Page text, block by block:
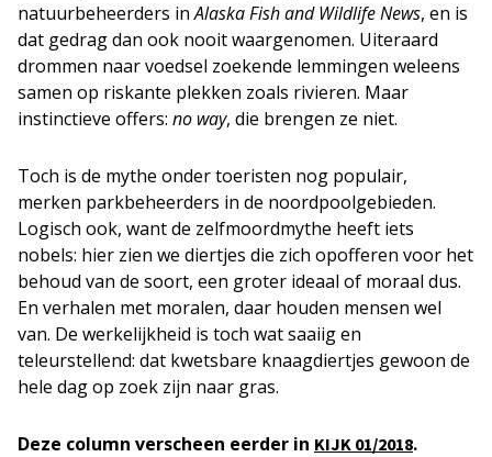
natuurbeheerders inAlaska Fish and Wildlife News, en is
dat gedrag dan ook nooit waargenomen. Uiteraard
drommen naar voedsel zoekende lemmingen weleens
samen op riskante plekken zoals rivieren. Maar
instinctieve offers: no way, die brengen ze niet.
Toch is de mythe onder toeristen nog populair,
merken parkbeheerders in de noordpoolgebieden.
Logisch ook, want de zelfmoordmythe heeft iets
nobels: hier zien we diertjes die zich opofferen voor het
behoud van de soort, een groter ideaal of moraal dus.
En verhalen met moralen, daar houden mensen wel
van. De werkelijkheid is toch wat saaiig en
teleurstellend: dat kwetsbare knaagdiertjes gewoon de
hele dag op zoek zijn naar gras.
Deze column verscheen eerder in KIJK 01/2018.